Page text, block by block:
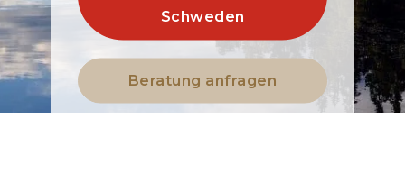
Schweden
Beratung anfragen